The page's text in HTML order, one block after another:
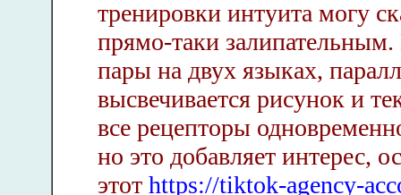
тренировки интуита могу
прямо-таки
пары на двух языках,
высвечивается рисунок и
все рецепторы
но это добавляет интерес,
этот https://tiktok-agency-